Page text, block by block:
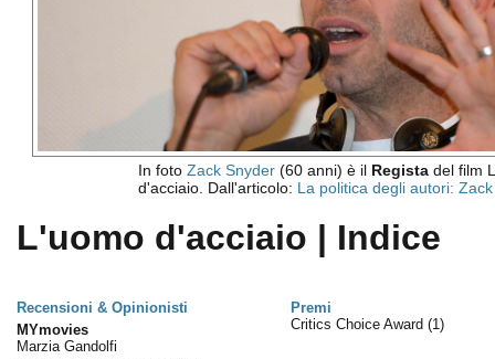
In foto Zack Snyder(60 anni) è il Registadel film
d'acciaio. Dall'articolo: La politica degli autori:
L'uomo d'acciaio | Indice
Recensioni & Opinionisti
Premi
MYmovies
Marzia Gandolfi
Critics Choice Award (1)